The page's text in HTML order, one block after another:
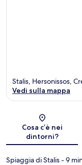
Stalis, Hersonissos,
Vedi sulla mappa
Cosa c’è nei
dintorni?
Spiaggia di Stalis- 9